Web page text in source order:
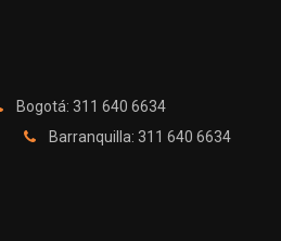
Bogotá: 311 640 6634
Barranquilla: 311 640 6634